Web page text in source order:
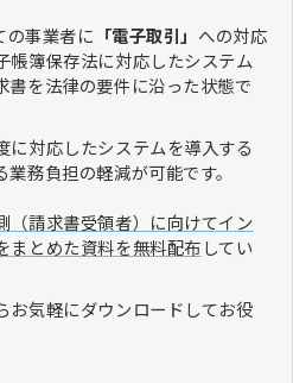
の事業者に 「電子取引」 への対応
帳簿保存法に対応したシステム
書を法律の要件に沿った状態で
に対応したシステムを導入する
務負担の軽減が可能です。
（請求書受領者）に向けてイン
まとめた資料を無料配布してい
お気軽にダウンロードしてお役